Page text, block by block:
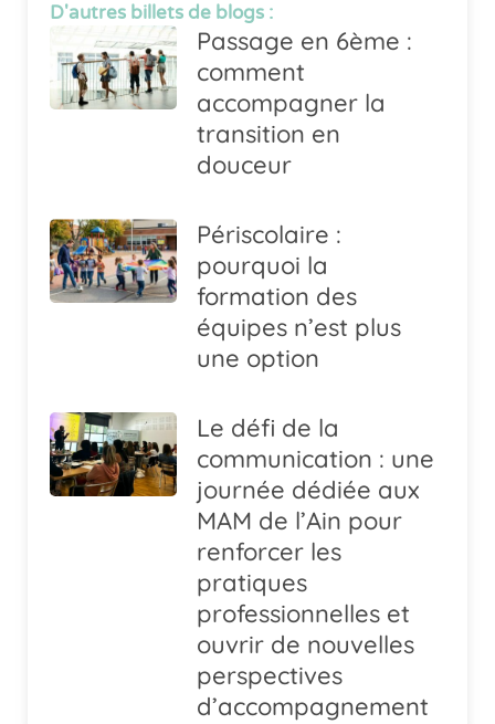
D'autres billets de blogs :
Passage en 6ème :
comment
accompagner la
transition en
douceur
Périscolaire :
pourquoi la
formation des
équipes n’est plus
une option
Le défi de la
communication : une
journée dédiée aux
MAM de l’Ain pour
renforcer les
pratiques
professionnelles et
ouvrir de nouvelles
perspectives
d’accompagnement